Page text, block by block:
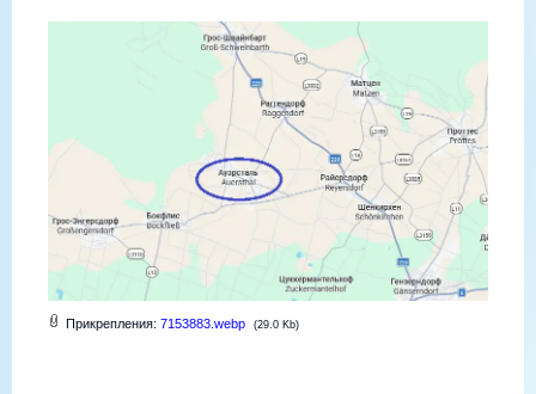
Прикрепления: 7153883.webp (29.0 Kb)